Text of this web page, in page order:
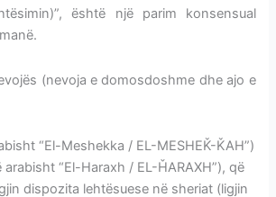
është një parim konsensual
(nevoja e domosdoshme dhe ajo e
“El-Meshekka / EL-MESHEǨ-ǨAH”)
“El-Haraxh / EL-ȞARAXH”), që
dispozita lehtësuese në sheriat (ligjin